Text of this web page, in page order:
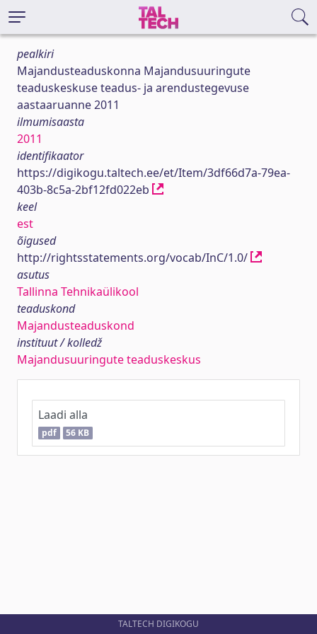
pealkiri
Majandusteaduskonna Majandusuuringute
teaduskeskuse teadus- ja arendustegevuse
aastaaruanne 2011
ilmumisaasta
2011
identifikaator
https://digikogu.taltech.ee/et/Item/3df66d7a-79ea-
403b-8c5a-2bf12fd022eb
keel
est
õigused
http://rightsstatements.org/vocab/InC/1.0/
asutus
Tallinna Tehnikaülikool
teaduskond
Majandusteaduskond
instituut / kolledž
Majandusuuringute teaduskeskus
Laadi alla
pdf 56 KB
TALTECH DIGIKOGU